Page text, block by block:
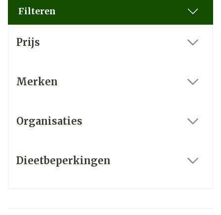
Filteren
Prijs
Merken
Organisaties
Dieetbeperkingen